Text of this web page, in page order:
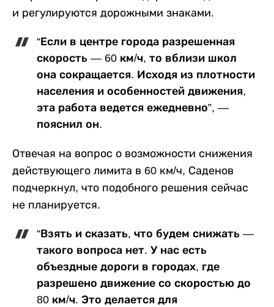
и регулируются дорожными знаками.
“Если в центре города разрешенная
скорость — 60 км/ч, то вблизи школ
она сокращается. Исходя из плотности
населения и особенностей движения,
эта работа ведется ежедневно”, —
пояснил он.
Отвечая на вопрос о возможности снижения
действующего лимита в 60 км/ч, Саденов
подчеркнул, что подобного решения сейчас
не планируется.
“Взять и сказать, что будем снижать —
такого вопроса нет. У нас есть
объездные дороги в городах, где
разрешено движение со скоростью до
80 км/ч. Это делается для